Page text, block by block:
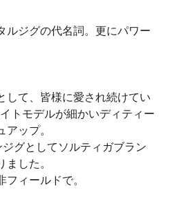
ルジグの代名詞。更にパワー
して、皆様に愛され続けてい
トモデルが細かいディティー
アップ。
ジグとしてソルティガブラン
ました。
ィールドで。